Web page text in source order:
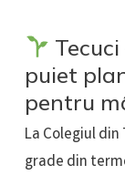
puiet
pentru
La Colegiul
grade din